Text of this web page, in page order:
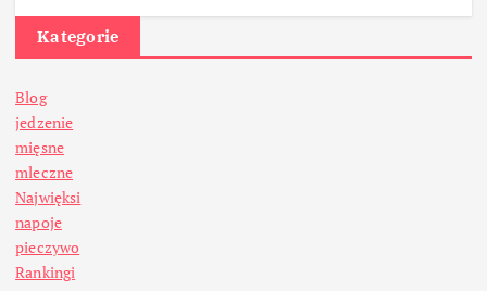
Kategorie
Blog
jedzenie
mięsne
mleczne
Najwięksi
napoje
pieczywo
Rankingi